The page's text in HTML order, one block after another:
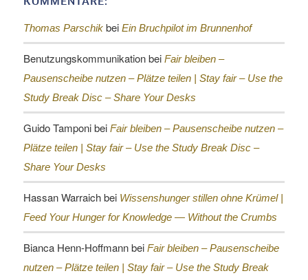
Thomas Parschikbei Ein Bruchpilot im Brunnenhof
Benutzungskommunikationbei Fair bleiben –
Pausenscheibe nutzen – Plätze teilen | Stay fair – Use the
Study Break Disc – Share Your Desks
Guido Tamponibei Fair bleiben – Pausenscheibe nutzen –
Plätze teilen | Stay fair – Use the Study Break Disc –
Share Your Desks
Hassan Warraichbei Wissenshunger stillen ohne Krümel |
Feed Your Hunger for Knowledge — Without the Crumbs
Bianca Henn-Hoffmannbei Fair bleiben – Pausenscheibe
nutzen – Plätze teilen | Stay fair – Use the Study Break